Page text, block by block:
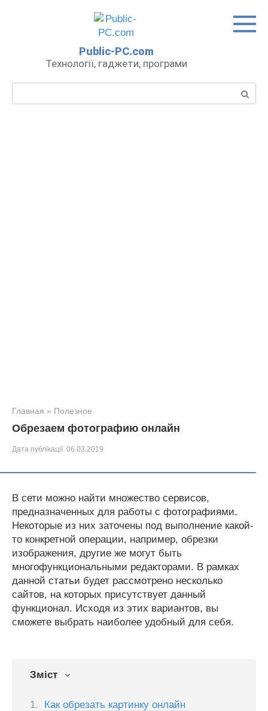
Public-PC.com
Технології, гаджети, програми
Главная » Полезное
Обрезаем фотографию онлайн
Дата публікації: 06.03.2019
В сети можно найти множество сервисов,
предназначенных для работы с фотографиями.
Некоторые из них заточены под выполнение какой-
то конкретной операции, например, обрезки
изображения, другие же могут быть
многофункциональными редакторами. В рамках
данной статьи будет рассмотрено несколько
сайтов, на которых присутствует данный
функционал. Исходя из этих вариантов, вы
сможете выбрать наиболее удобный для себя.
Зміст
Как обрезать картинку онлайн